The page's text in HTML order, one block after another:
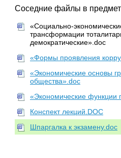
Соседние файлы в
«Социально-
трансформации
демократические».doc
«Формы проявления
«Экономические основы
общества».doc
«Экономические функции
Конспект лекций.DOC
Шпаргалка к экзамену.doc